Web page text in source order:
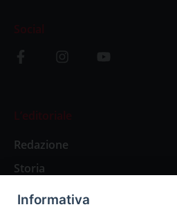
Social
L’editoriale
Redazione
Storia
Informativa